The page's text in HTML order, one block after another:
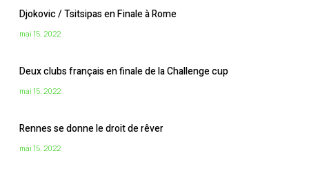
Djokovic / Tsitsipas en Finale à Rome
mai 15, 2022
Deux clubs français en finale de la Challenge cup
mai 15, 2022
Rennes se donne le droit de rêver
mai 15, 2022